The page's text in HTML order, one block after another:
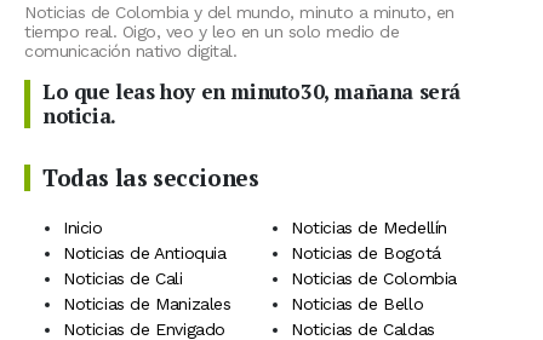
Noticias de Colombia y del mundo, minuto a minuto, en
tiempo real. Oigo, veo y leo en un solo medio de
comunicación nativo digital.
Lo que leas hoy en minuto30, mañana será
noticia.
Todas las secciones
Inicio
Noticias de Medellín
Noticias de Antioquia
Noticias de Bogotá
Noticias de Cali
Noticias de Colombia
Noticias de Manizales
Noticias de Bello
Noticias de Envigado
Noticias de Caldas